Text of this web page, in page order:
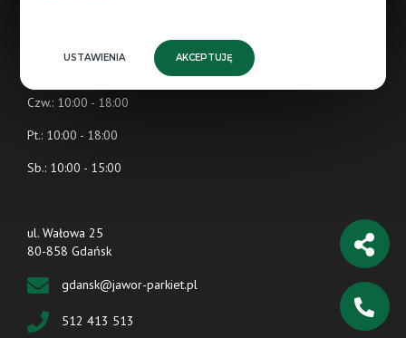
Czw.: 10:00 - 18:00
Pt.: 10:00 - 18:00
Sb.: 10:00 - 15:00
ul. Wałowa 25
80-858 Gdańsk
gdansk@jawor-parkiet.pl
512 413 513
USTAWIENIA AKCEPTUJĘ